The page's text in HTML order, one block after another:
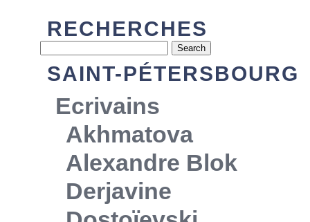
RECHERCHES
SAINT-PÉTERSBOURG
Ecrivains
Akhmatova
Alexandre Blok
Derjavine